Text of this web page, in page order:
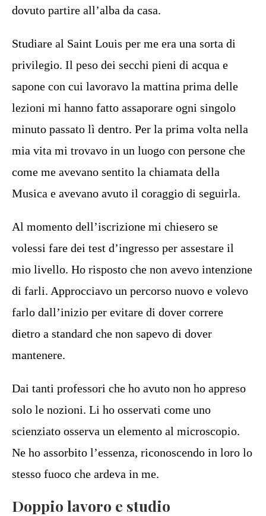
dovuto partire all’alba da casa.
Studiare al Saint Louis per me era una sorta di
privilegio. Il peso dei secchi pieni di acqua e
sapone con cui lavoravo la mattina prima delle
lezioni mi hanno fatto assaporare ogni singolo
minuto passato lì dentro. Per la prima volta nella
mia vita mi trovavo in un luogo con persone che
come me avevano sentito la chiamata della
Musica e avevano avuto il coraggio di seguirla.
Al momento dell’iscrizione mi chiesero se
volessi fare dei test d’ingresso per assestare il
mio livello. Ho risposto che non avevo intenzione
di farli. Approcciavo un percorso nuovo e volevo
farlo dall’inizio per evitare di dover correre
dietro a standard che non sapevo di dover
mantenere.
Dai tanti professori che ho avuto non ho appreso
solo le nozioni. Li ho osservati come uno
scienziato osserva un elemento al microscopio.
Ne ho assorbito l’essenza, riconoscendo in loro lo
stesso fuoco che ardeva in me.
Doppio lavoro e studio